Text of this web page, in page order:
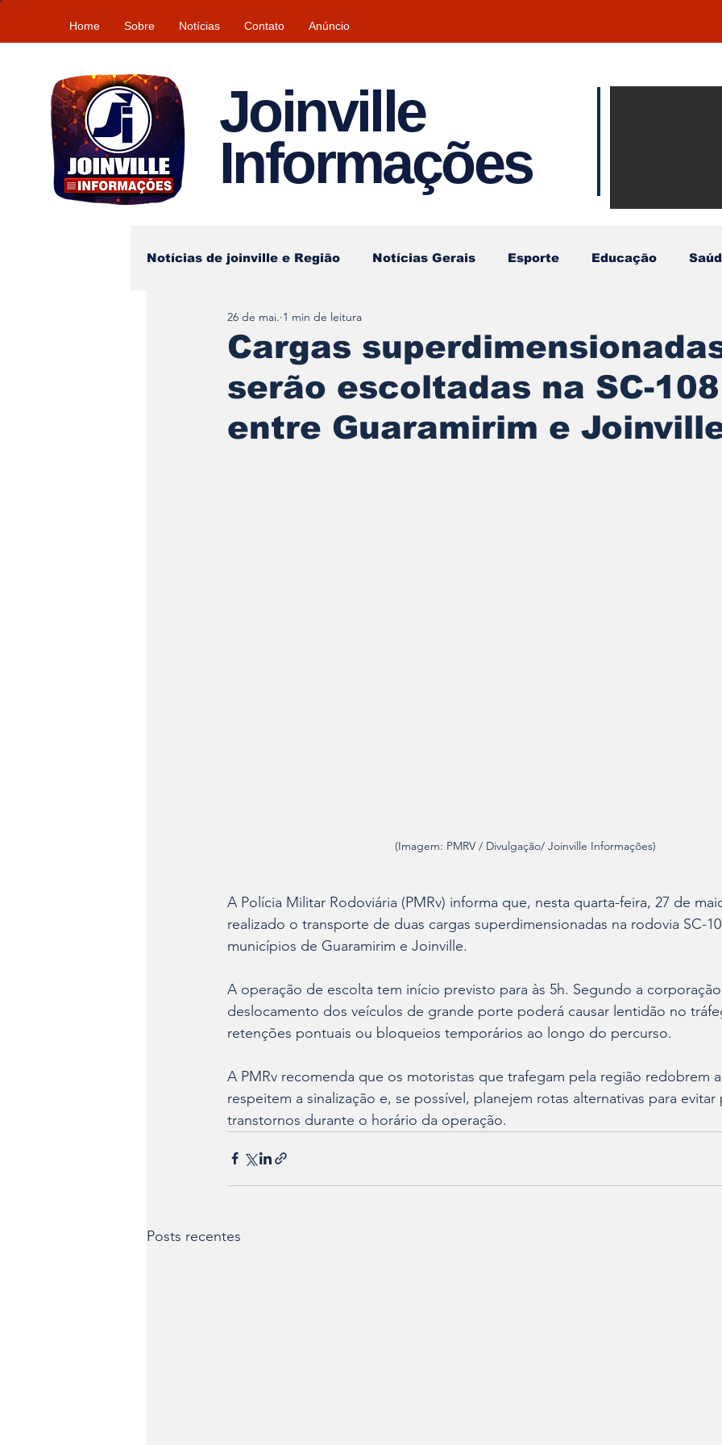
Home Sobre Notícias Contato Anúncio
Joinville
Informações
Notícias de joinville e Região Notícias Gerais Esporte Educação
Tempo\clima
Cargas
serão escoltadas na SC-108
entre Guaramirim e
26 de mai. 1 min de leitura
(Imagem: PMRV / Divulgação/ Joinville Informações)
A Polícia Militar Rodoviária (PMRv) informa que, nesta quarta-feira, 27 de
realizado o transporte de duas cargas superdimensionadas na rodovia SC-
municípios de Guaramirim e Joinville.
A operação de escolta tem início previsto para às 5h. Segundo a
deslocamento dos veículos de grande porte poderá causar lentidão no
retenções pontuais ou bloqueios temporários ao longo do percurso.
A PMRv recomenda que os motoristas que trafegam pela região redobrem
respeitem a sinalização e, se possível, planejem rotas alternativas para
transtornos durante o horário da operação.
Posts recentes